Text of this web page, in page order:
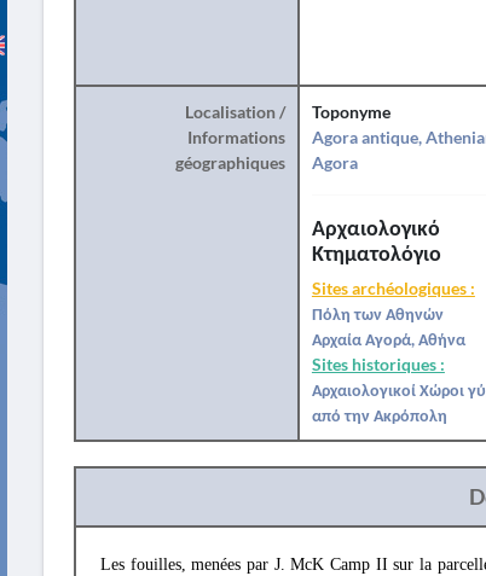
Localisation /
Informations
géographiques
Toponyme
Agora antique,
Agora
Αρχαιολογικό
Κτηματολόγιο
Sites archéologiques :
Πόλη των Αθηνών
Αρχαία Αγορά, Αθήνα
Sites historiques :
Αρχαιολογικοί Χώροι
από την Ακρόπολη
Les fouilles, menées par J. McK Camp II sur la